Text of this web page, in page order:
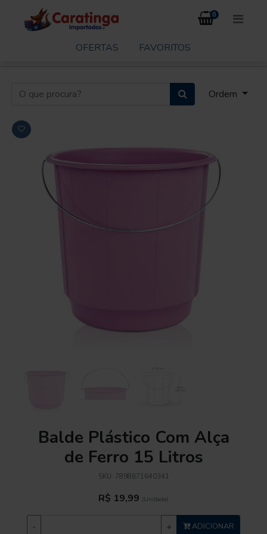
0
OFERTAS FAVORITOS
Ordem
Balde Plástico Com Alça
de Ferro 15 Litros
SKU: 7898671640341
R$ 19,99 (Unidade)
- + ADICIONAR